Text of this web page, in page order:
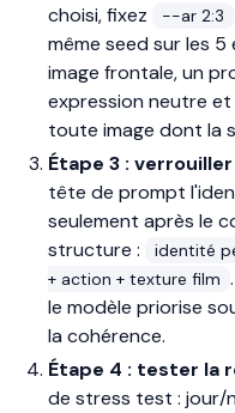
choisi, fixez
--ar 2:3
même seed sur les 5
image frontale, un
expression neutre et
toute image dont la
Étape 3 :
tête de prompt
seulement après le
structure :
identité
+ action + texture film
le modèle priorise
la cohérence.
Étape 4 : tester la
de stress test : jour/